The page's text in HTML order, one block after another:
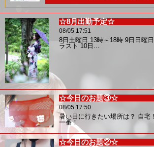
☆8月出勤予定☆
08/05 17:51
8日土曜日 13時～18時 9日日曜
ラスト 10日…
☆今日のお題③☆
08/05 17:50
暑い日に行きたい場所は？ 自宅
一番！
☆今日のお題②☆